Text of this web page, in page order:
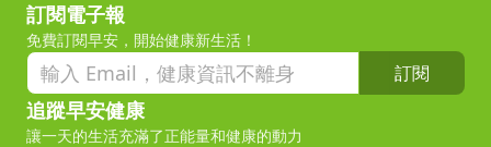
訂閱電子報
免費訂閱早安，開始健康新生活！
訂閱
追蹤早安健康
讓一天的生活充滿了正能量和健康的動力